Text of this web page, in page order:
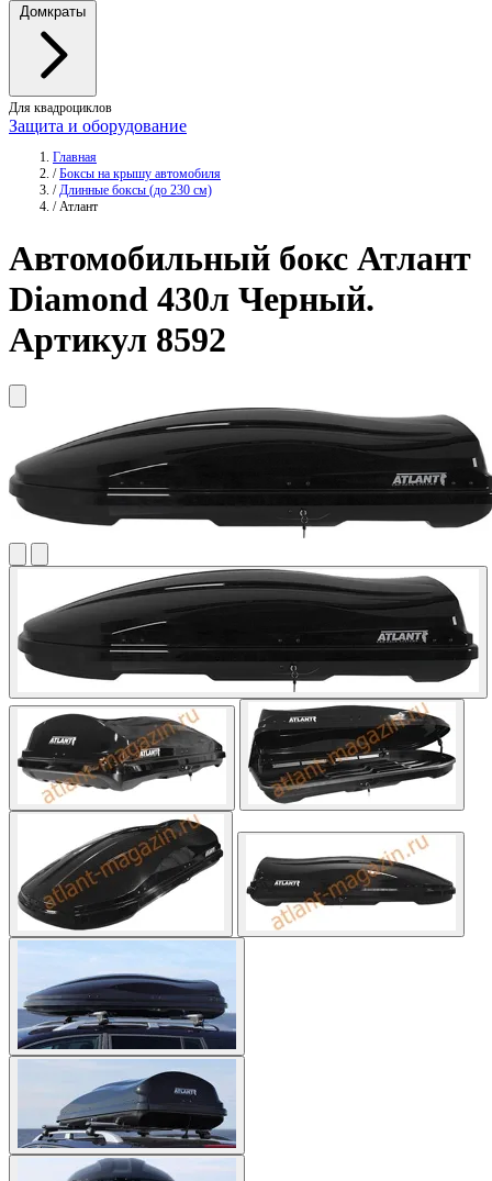
Домкраты
Для квадроциклов
Защита и оборудование
Главная
/ Боксы на крышу автомобиля
/ Длинные боксы (до 230 см)
/ Атлант
Автомобильный бокс Атлант
Diamond 430л Черный.
Артикул 8592